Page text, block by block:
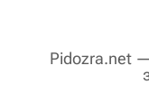
Pidozra.net